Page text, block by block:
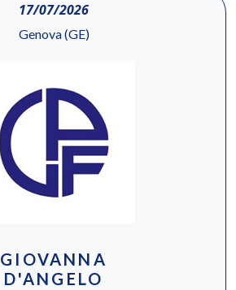
17/07/2026
Genova (GE)
GIOVANNA
D'ANGELO